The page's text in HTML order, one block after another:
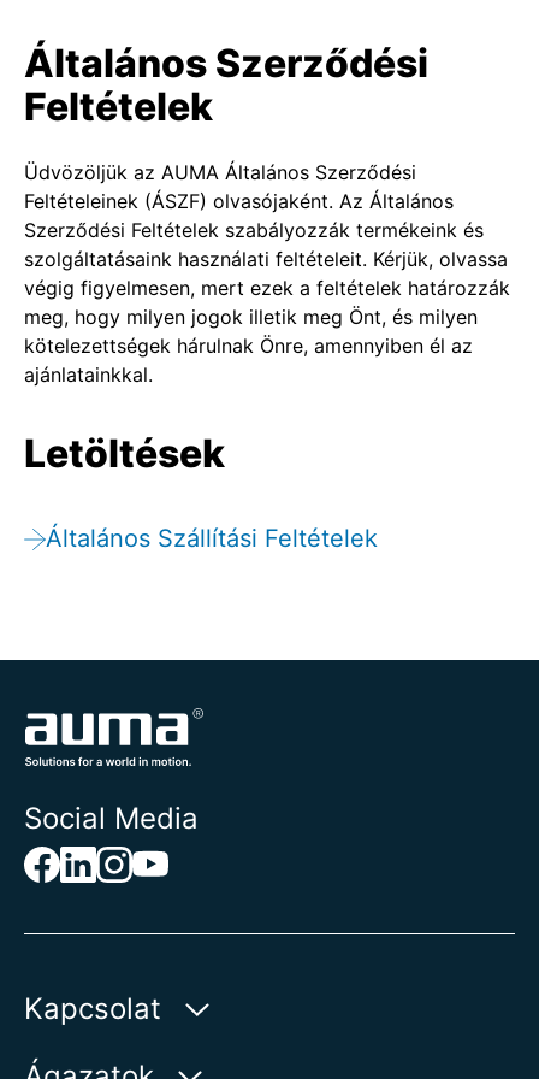
Általános Szerződési
Feltételek
Üdvözöljük az AUMA Általános Szerződési
Feltételeinek (ÁSZF) olvasójaként. Az Általános
Szerződési Feltételek szabályozzák termékeink és
szolgáltatásaink használati feltételeit. Kérjük, olvassa
végig figyelmesen, mert ezek a feltételek határozzák
meg, hogy milyen jogok illetik meg Önt, és milyen
kötelezettségek hárulnak Önre, amennyiben él az
ajánlatainkkal.
Letöltések
Általános Szállítási Feltételek
Social Media
Kapcsolat
AUMA Riester